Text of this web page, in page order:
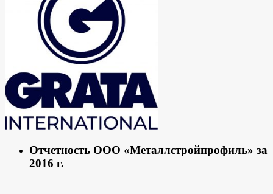
Отчетность ООО «Металлстройпрофиль» за
2016 г.